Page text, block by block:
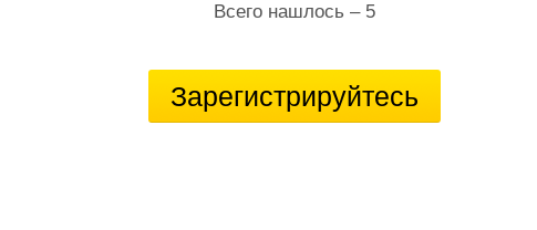
Всего нашлось – 5
Зарегистрируйтесь